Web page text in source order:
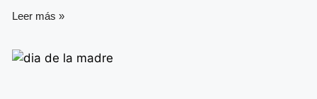
Leer más »